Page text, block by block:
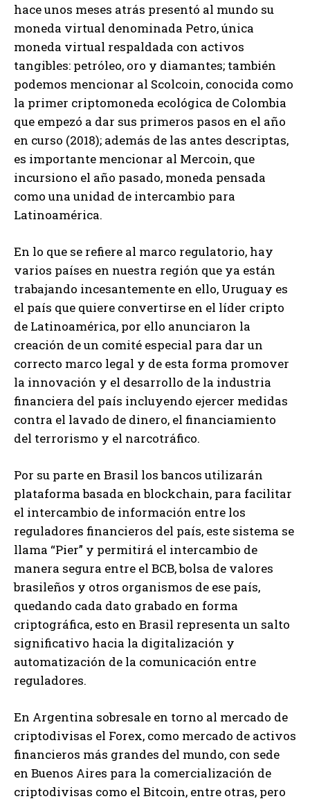
hace unos meses atrás presentó al mundo su
moneda virtual denominada Petro, única
moneda virtual respaldada con activos
tangibles: petróleo, oro y diamantes; también
podemos mencionar al Scolcoin, conocida como
la primer criptomoneda ecológica de Colombia
que empezó a dar sus primeros pasos en el año
en curso (2018); además de las antes descriptas,
es importante mencionar al Mercoin, que
incursiono el año pasado, moneda pensada
como una unidad de intercambio para
Latinoamérica.
En lo que se refiere al marco regulatorio, hay
varios países en nuestra región que ya están
trabajando incesantemente en ello, Uruguay es
el país que quiere convertirse en el líder cripto
de Latinoamérica, por ello anunciaron la
creación de un comité especial para dar un
correcto marco legal y de esta forma promover
la innovación y el desarrollo de la industria
financiera del país incluyendo ejercer medidas
contra el lavado de dinero, el financiamiento
del terrorismo y el narcotráfico.
Por su parte en Brasil los bancos utilizarán
plataforma basada en blockchain, para facilitar
el intercambio de información entre los
reguladores financieros del país, este sistema se
llama “Pier” y permitirá el intercambio de
manera segura entre el BCB, bolsa de valores
brasileños y otros organismos de ese país,
quedando cada dato grabado en forma
criptográfica, esto en Brasil representa un salto
significativo hacia la digitalización y
automatización de la comunicación entre
reguladores.
En Argentina sobresale en torno al mercado de
criptodivisas el Forex, como mercado de activos
financieros más grandes del mundo, con sede
en Buenos Aires para la comercialización de
criptodivisas como el Bitcoin, entre otras, pero